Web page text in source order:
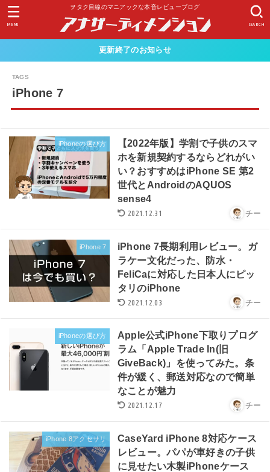
ヲタク目線のマニアックな本音レビューブログ
SEARCH
MENU
更新終了のお知らせ
iPhone 7
iPhoneの選び方
【2022年版】学割で子供のスマ
ホを新規契約するならどれがい
い？おすすめはiPhone SE 第2
世代とAndroidのAQUOS
sense4
2021.12.31 チー
iPhone 7
iPhone 7長期利用レビュー。ガ
ラケー文化だった、防水・
FeliCaに対応した日本人にピッ
タリのiPhone
2021.12.03 チー
iPhoneの選び方
Apple公式iPhone下取りプログ
ラム「Apple Trade In(旧
GiveBack)」を使ってみた。条
件が緩く、郵送対応なので簡単
なことが魅力
2021.12.17 チー
iPhone 8アクセサリ
CaseYard iPhone 8対応ケース
レビュー。パパが車好きの子供
に見せたい木製iPhoneケース